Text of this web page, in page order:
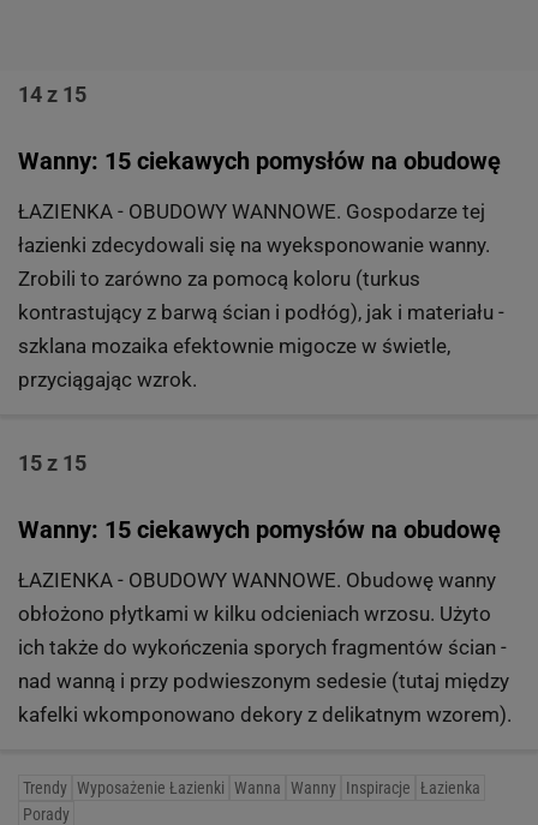
14 z 15
Wanny: 15 ciekawych pomysłów na obudowę
ŁAZIENKA - OBUDOWY WANNOWE. Gospodarze tej
łazienki zdecydowali się na wyeksponowanie wanny.
Zrobili to zarówno za pomocą koloru (turkus
kontrastujący z barwą ścian i podłóg), jak i materiału -
szklana mozaika efektownie migocze w świetle,
przyciągając wzrok.
15 z 15
Wanny: 15 ciekawych pomysłów na obudowę
ŁAZIENKA - OBUDOWY WANNOWE. Obudowę wanny
obłożono płytkami w kilku odcieniach wrzosu. Użyto
ich także do wykończenia sporych fragmentów ścian -
nad wanną i przy podwieszonym sedesie (tutaj między
kafelki wkomponowano dekory z delikatnym wzorem).
Trendy Wyposażenie Łazienki Wanna Wanny Inspiracje Łazienka
Porady